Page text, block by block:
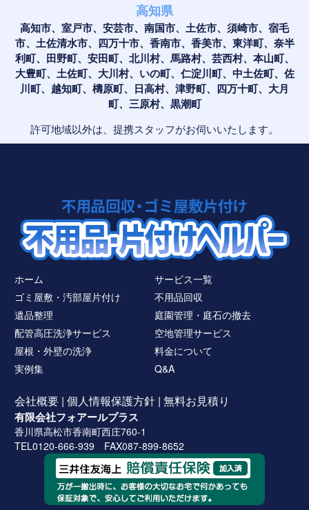
高知県
高知市、室戸市、安芸市、南国市、土佐市、須崎市、宿毛
市、土佐清水市、四万十市、香南市、香美市、東洋町、奈半
利町、田野町、安田町、北川村、馬路村、芸西村、本山町、
大豊町、土佐町、大川村、いの町、仁淀川町、中土佐町、佐
川町、越知町、檮原町、日高村、津野町、四万十町、大月
町、三原村、黒潮町
許可地域以外は、提携スタッフがお伺いいたします。
ホーム
サービス一覧
ゴミ屋敷・汚部屋片付け
不用品回収
遺品整理
庭園管理・庭石の撤去
配管高圧洗浄サービス
空地管理サービス
屋根・外壁の洗浄
料金について
実例集
Q&A
会社概要| 個人情報保護方針| 無料お見積り
有限会社フォアールプラス
香川県高松市香南町西庄760-1
TEL0120-666-939 FAX087-899-8652